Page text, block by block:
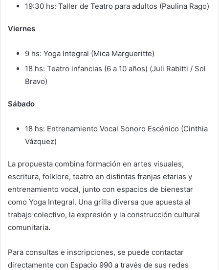
19:30 hs: Taller de Teatro para adultos (Paulina Rago)
Viernes
9 hs: Yoga Integral (Mica Margueritte)
18 hs: Teatro infancias (6 a 10 años) (Juli Rabitti / Sol
Bravo)
Sábado
18 hs: Entrenamiento Vocal Sonoro Escénico (Cinthia
Vázquez)
La propuesta combina formación en artes visuales,
escritura, folklore, teatro en distintas franjas etarias y
entrenamiento vocal, junto con espacios de bienestar
como Yoga Integral. Una grilla diversa que apuesta al
trabajo colectivo, la expresión y la construcción cultural
comunitaria.
Para consultas e inscripciones, se puede contactar
directamente con Espacio 990 a través de sus redes